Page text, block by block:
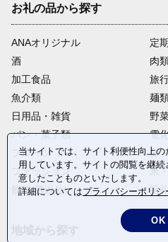
お礼の品から探す
ANAオリジナル
定
酒
肉
加工食品
旅
魚介類
麺
日用品・雑貨
野
パン・菓子類
電
フルーツ
卵
ファッション
米
飲料(酒以外)
返
当サイトでは、サイト利便性向上
用しています。サイトの閲覧を継
意したことものといたします。
詳細についてはプライバシーポリシ
OK